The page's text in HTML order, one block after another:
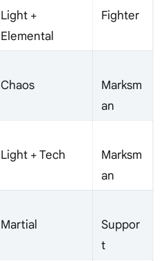
Light +
Elemental
Fighter
Chaos
Marksm
an
Light + Tech
Marksm
an
Martial
Suppor
t